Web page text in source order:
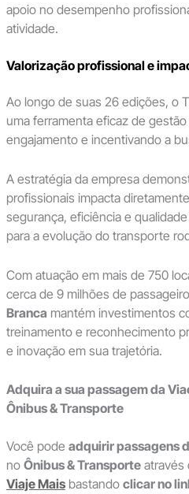
apoio no desempenho
atividade.
Valorização profissional e
Ao longo de suas 26 edições, o
uma ferramenta eficaz de
engajamento e incentivando a
A estratégia da empresa
profissionais impacta
segurança, eficiência e
para a evolução do transporte
Com atuação em mais de 750
cerca de 9 milhões de
Branca mantém investimentos
treinamento e reconhecimento
e inovação em sua trajetória.
Adquira a sua passagem da
Ônibus & Transporte
Você pode adquirir passagens
no Ônibus & Transporteatravés
Viaje Maisbastando clicar no